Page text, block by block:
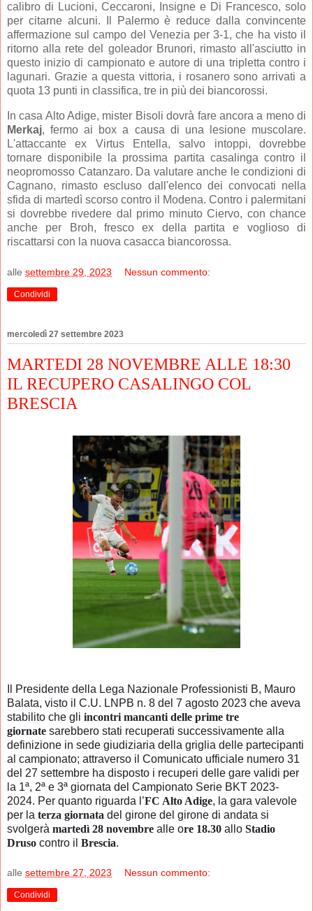
calibro di Lucioni, Ceccaroni, Insigne e Di Francesco, solo
per citarne alcuni. Il Palermo è reduce dalla convincente
affermazione sul campo del Venezia per 3-1, che ha visto il
ritorno alla rete del goleador Brunori, rimasto all'asciutto in
questo inizio di campionato e autore di una tripletta contro i
lagunari. Grazie a questa vittoria, i rosanero sono arrivati a
quota 13 punti in classifica, tre in più dei biancorossi.
In casa Alto Adige, mister Bisoli dovrà fare ancora a meno di
Merkaj, fermo ai box a causa di una lesione muscolare.
L'attaccante ex Virtus Entella, salvo intoppi, dovrebbe
tornare disponibile la prossima partita casalinga contro il
neopromosso Catanzaro. Da valutare anche le condizioni di
Cagnano, rimasto escluso dall'elenco dei convocati nella
sfida di martedì scorso contro il Modena. Contro i palermitani
si dovrebbe rivedere dal primo minuto Ciervo, con chance
anche per Broh, fresco ex della partita e voglioso di
riscattarsi con la nuova casacca biancorossa.
alle settembre 29, 2023 Nessun commento:
Condividi
mercoledì 27 settembre 2023
MARTEDI 28 NOVEMBRE ALLE 18:30
IL RECUPERO CASALINGO COL
BRESCIA
Il Presidente della Lega Nazionale Professionisti B, Mauro
Balata, visto il C.U. LNPB n. 8 del 7 agosto 2023 che aveva
stabilito che gli incontri mancanti delle prime tre
giornate sarebbero stati recuperati successivamente alla
definizione in sede giudiziaria della griglia delle partecipanti
al campionato; attraverso il Comunicato ufficiale numero 31
del 27 settembre ha disposto i recuperi delle gare validi per
la 1ª, 2ª e 3ª giornata del Campionato Serie BKT 2023-
2024. Per quanto riguarda l’FC Alto Adige, la gara valevole
per la terza giornata del girone del girone di andata si
svolgerà martedì 28 novembre alle ore 18.30 allo Stadio
Druso contro il Brescia.
alle settembre 27, 2023 Nessun commento:
Condividi